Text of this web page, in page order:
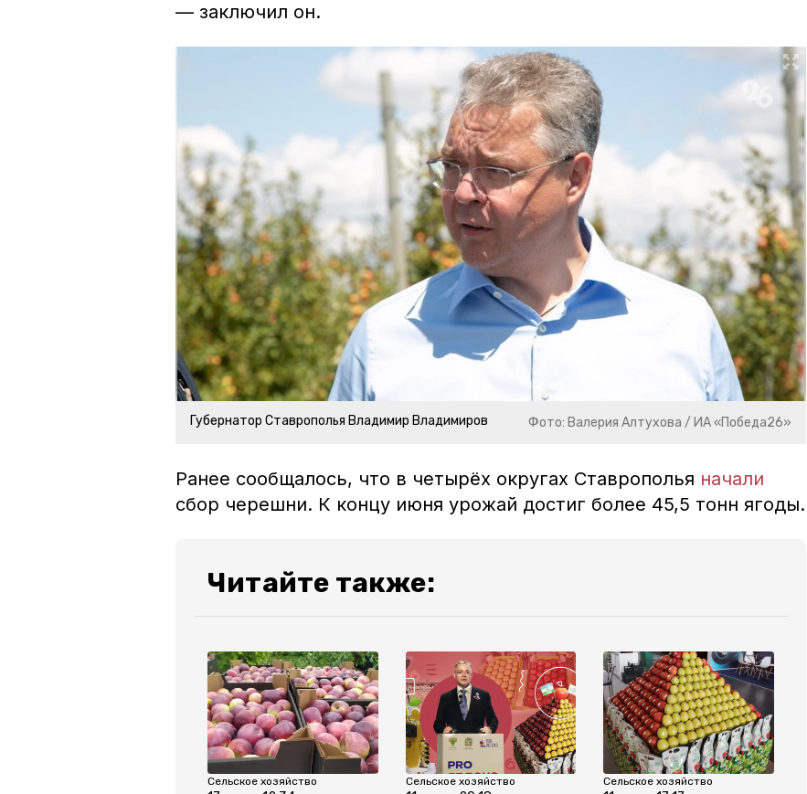
— заключил он.
Губернатор Ставрополья Владимир Владимиров Фото: Валерия Алтухова / ИА «Победа26»
Ранее сообщалось, что в четырёх округах Ставрополья начали
сбор черешни. К концу июня урожай достиг более 45,5 тонн ягоды.
Читайте также:
Сельское хозяйство Сельское хозяйство Сельское хозяйство